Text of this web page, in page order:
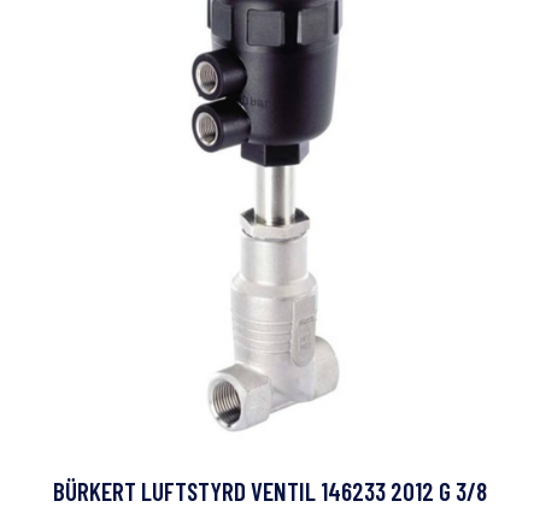
BÜRKERT LUFTSTYRD VENTIL 146233 2012 G 3/8